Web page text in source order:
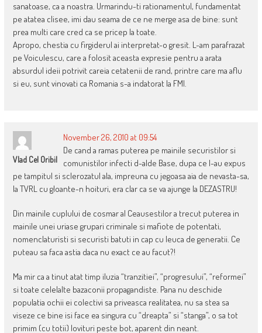
sanatoase, ca a noastra. Urmarindu-ti rationamentul, fundamentat
pe atatea clisee, imi dau seama de ce ne merge asa de bine: sunt
prea multi care cred ca se pricep la toate.
Apropo, chestia cu firgiderul ai interpretat-o gresit. L-am parafrazat
pe Voiculescu, care a folosit aceasta expresie pentru a arata
absurdul ideii potrivit careia cetatenii de rand, printre care ma aflu
si eu, sunt vinovati ca Romania s-a indatorat la FMI.
Vlad Cel Oribil
November 26, 2010 at 09:54
De cand a ramas puterea pe mainile securistilor si
comunistilor infecti d-alde Base, dupa ce l-au expus
pe tampitul si sclerozatul ala, impreuna cu jegoasa aia de nevasta-sa,
la TVRL cu gloante-n hoituri, era clar ca se va ajunge la DEZASTRU!
Din mainile cuplului de cosmar al Ceausestilor a trecut puterea in
mainile unei uriase grupari criminale si mafiote de potentati,
nomenclaturisti si securisti batuti in cap cu leuca de generatii. Ce
puteau sa faca astia daca nu exact ce au facut?!
Ma mir ca a tinut atat timp iluzia “tranzitiei”, “progresului”, “reformei”
si toate celelalte bazaconii propagandiste. Pana nu deschide
populatia ochii ei colectivi sa priveasca realitatea, nu sa stea sa
viseze ce bine isi face ea singura cu “dreapta” si “stanga”, o sa tot
primim (cu totii) lovituri peste bot, aparent din neant.